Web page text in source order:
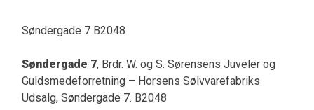
Søndergade 7 B2048
Søndergade 7, Brdr. W. og S. Sørensens Juveler og
Guldsmedeforretning – Horsens Sølvvarefabriks
Udsalg, Søndergade 7. B2048